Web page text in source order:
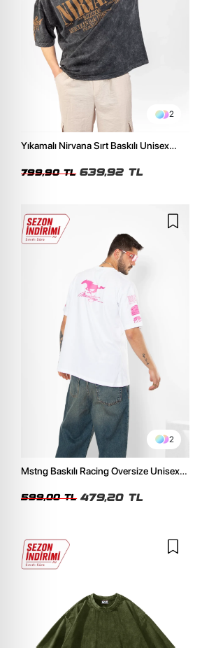
2
Yıkamalı Nirvana Sırt Baskılı Unisex
799,90 TL 639,92 TL
2
Mstng Baskılı Racing Oversize Unisex
599,00 TL 479,20 TL